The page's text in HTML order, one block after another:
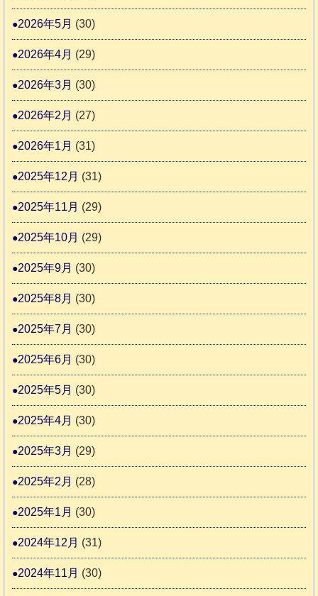
議
震
援
報
2026年5月 (30)
2026年4月 (29)
2026年3月 (30)
2026年2月 (27)
2026年1月 (31)
2025年12月 (31)
2025年11月 (29)
2025年10月 (29)
2025年9月 (30)
2025年8月 (30)
2025年7月 (30)
2025年6月 (30)
2025年5月 (30)
2025年4月 (30)
2025年3月 (29)
2025年2月 (28)
2025年1月 (30)
2024年12月 (31)
2024年11月 (30)